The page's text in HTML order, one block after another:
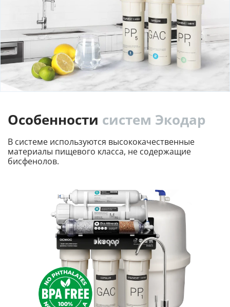
Особенности систем Экодар
В системе используются высококачественные
материалы пищевого класса, не содержащие
бисфенолов.